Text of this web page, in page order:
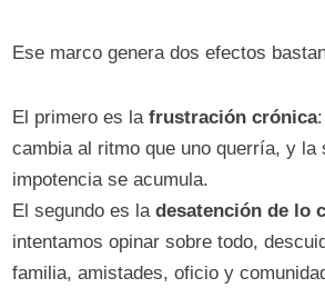
Ese marco genera dos efectos
El primero es lafrustración crónica
cambia al ritmo que uno querría, y la
impotencia se acumula.
El segundo es ladesatención de lo
intentamos opinar sobre todo,
familia, amistades, oficio y